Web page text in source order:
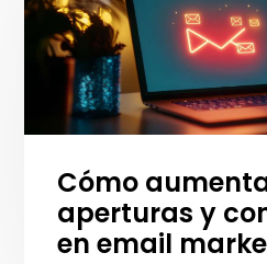
Cómo
aperturas y
en email